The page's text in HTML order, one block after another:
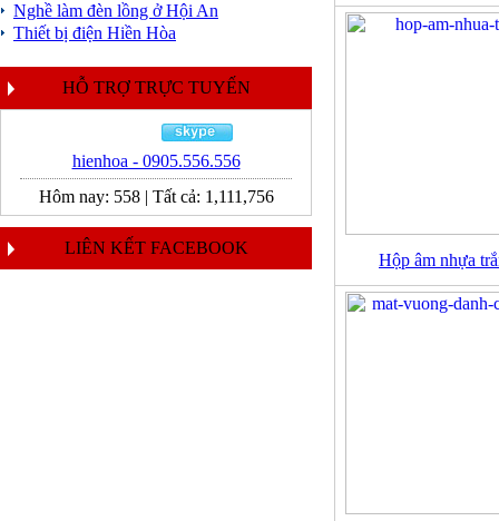
Nghề làm đèn lồng ở Hội An
Thiết bị điện Hiền Hòa
HỖ TRỢ TRỰC TUYẾN
hienhoa - 0905.556.556
Hôm nay: 558| Tất cả: 1,111,756
LIÊN KẾT FACEBOOK
Hộp âm nhựa